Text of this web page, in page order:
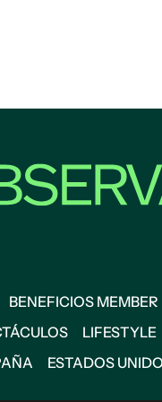
BENEFICIOS MEMBER
LIFESTYLE
ESTADOS